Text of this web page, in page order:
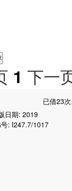
1 下一
已借23
日期: 2019
: I247.7/1017